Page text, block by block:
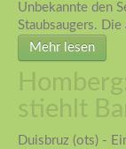
Unbekannte den
Staubsaugers.
Mehr lesen
stiehlt
Duisbruz (ots) -